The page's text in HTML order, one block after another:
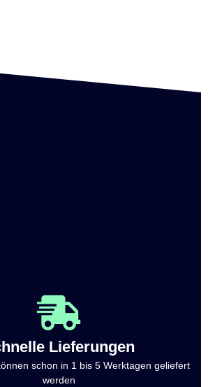
Lieferungen
schon in 1 bis 5 Werktagen geliefert
werden